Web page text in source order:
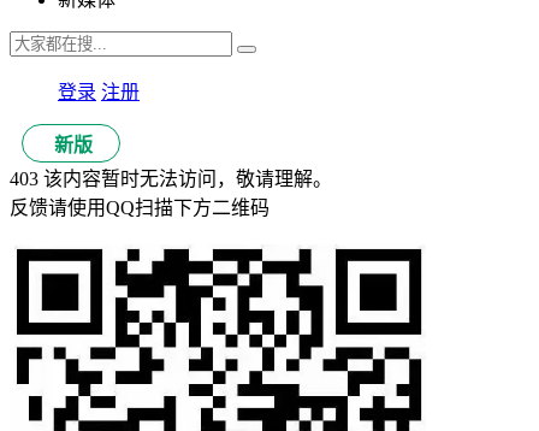
登录 注册
新版
403 该内容暂时无法访问，敬请理解。
反馈请使用QQ扫描下方二维码